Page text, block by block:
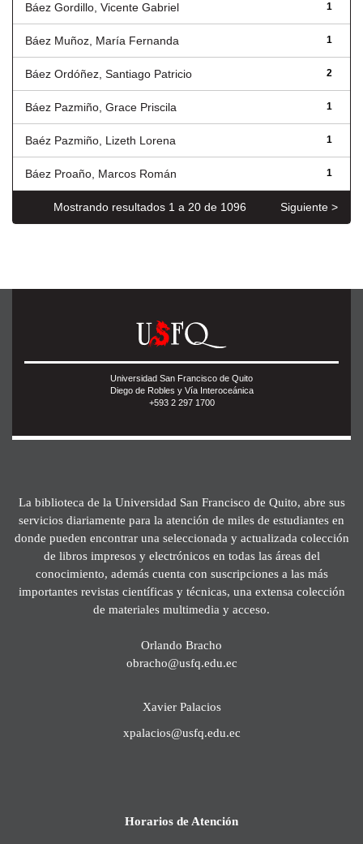
Báez Gordillo, Vicente Gabriel 1
Báez Muñoz, María Fernanda 1
Báez Ordóñez, Santiago Patricio 2
Báez Pazmiño, Grace Priscila 1
Baéz Pazmiño, Lizeth Lorena 1
Báez Proaño, Marcos Román 1
Mostrando resultados 1 a 20 de 1096 Siguiente >
Universidad San Francisco de Quito
Diego de Robles y Vía Interoceánica
+593 2 297 1700
La biblioteca de la Universidad San Francisco de Quito, abre sus
servicios diariamente para la atención de miles de estudiantes en
donde pueden encontrar una seleccionada y actualizada colección
de libros impresos y electrónicos en todas las áreas del
conocimiento, además cuenta con suscripciones a las más
importantes revistas científicas y técnicas, una extensa colección
de materiales multimedia y acceso.
Orlando Bracho
obracho@usfq.edu.ec
Xavier Palacios
xpalacios@usfq.edu.ec
Horarios de Atención